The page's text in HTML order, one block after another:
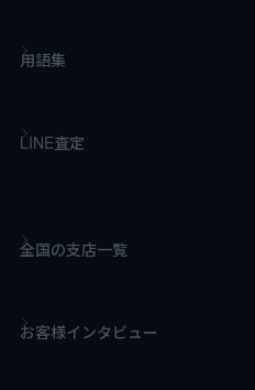
用語集
LINE査定
全国の支店一覧
お客様インタビュー